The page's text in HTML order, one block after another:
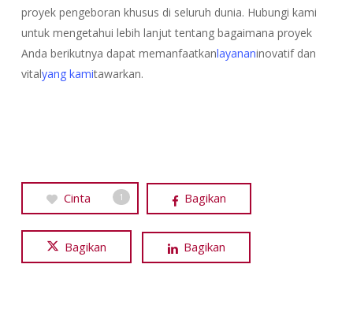
proyek pengeboran khusus di seluruh dunia. Hubungi kami
untuk mengetahui lebih lanjut tentang bagaimana proyek
Anda berikutnya dapat memanfaatkanlayananinovatif dan
vitalyang kamitawarkan.
Cinta 1 Bagikan
Bagikan Bagikan